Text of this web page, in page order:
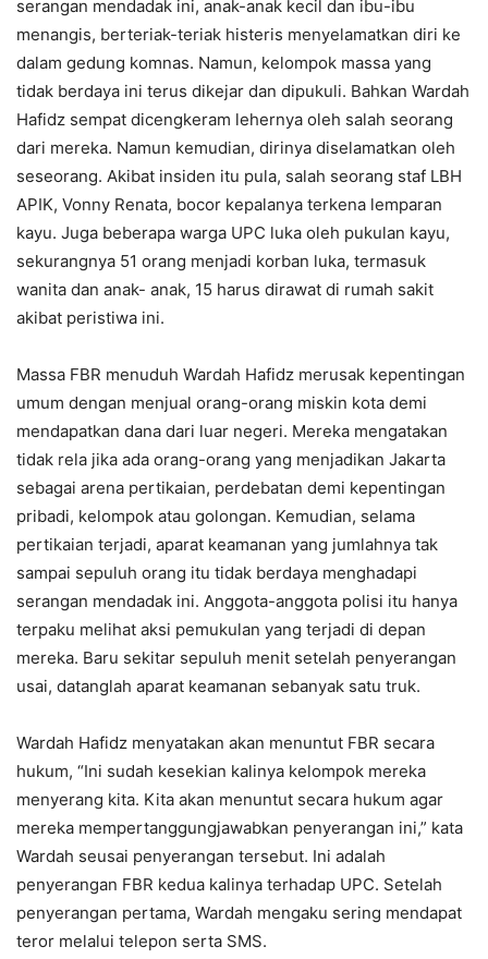
serangan mendadak ini, anak-anak kecil dan ibu-ibu
menangis, berteriak-teriak histeris menyelamatkan diri ke
dalam gedung komnas. Namun, kelompok massa yang
tidak berdaya ini terus dikejar dan dipukuli. Bahkan Wardah
Hafidz sempat dicengkeram lehernya oleh salah seorang
dari mereka. Namun kemudian, dirinya diselamatkan oleh
seseorang. Akibat insiden itu pula, salah seorang staf LBH
APIK, Vonny Renata, bocor kepalanya terkena lemparan
kayu. Juga beberapa warga UPC luka oleh pukulan kayu,
sekurangnya 51 orang menjadi korban luka, termasuk
wanita dan anak- anak, 15 harus dirawat di rumah sakit
akibat peristiwa ini.
Massa FBR menuduh Wardah Hafidz merusak kepentingan
umum dengan menjual orang-orang miskin kota demi
mendapatkan dana dari luar negeri. Mereka mengatakan
tidak rela jika ada orang-orang yang menjadikan Jakarta
sebagai arena pertikaian, perdebatan demi kepentingan
pribadi, kelompok atau golongan. Kemudian, selama
pertikaian terjadi, aparat keamanan yang jumlahnya tak
sampai sepuluh orang itu tidak berdaya menghadapi
serangan mendadak ini. Anggota-anggota polisi itu hanya
terpaku melihat aksi pemukulan yang terjadi di depan
mereka. Baru sekitar sepuluh menit setelah penyerangan
usai, datanglah aparat keamanan sebanyak satu truk.
Wardah Hafidz menyatakan akan menuntut FBR secara
hukum, “Ini sudah kesekian kalinya kelompok mereka
menyerang kita. Kita akan menuntut secara hukum agar
mereka mempertanggungjawabkan penyerangan ini,” kata
Wardah seusai penyerangan tersebut. Ini adalah
penyerangan FBR kedua kalinya terhadap UPC. Setelah
penyerangan pertama, Wardah mengaku sering mendapat
teror melalui telepon serta SMS.